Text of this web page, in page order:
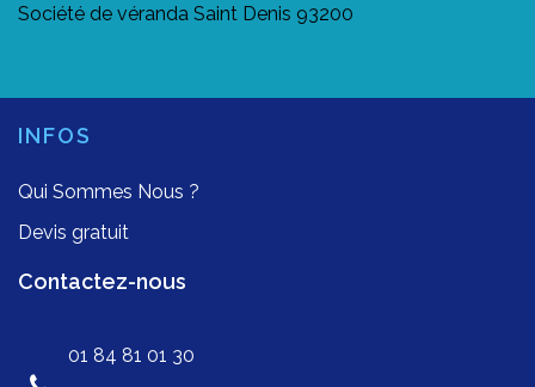
Société de véranda Saint Denis 93200
INFOS
Qui Sommes Nous ?
Devis gratuit
Contactez-nous
01 84 81 01 30